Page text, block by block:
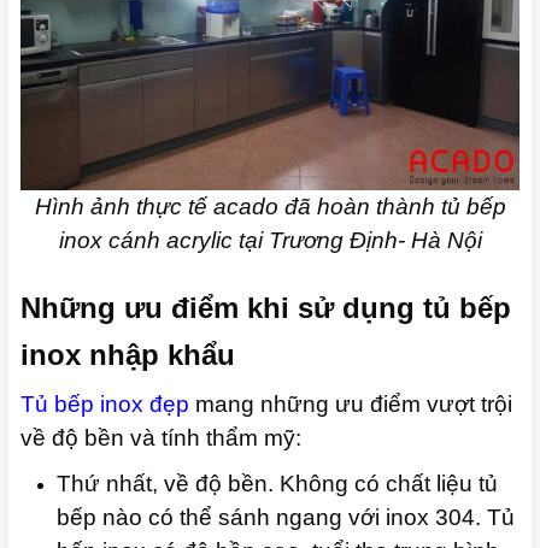
Hình ảnh thực tế acado đã hoàn thành tủ bếp
inox cánh acrylic tại Trương Định- Hà Nội
Những ưu điểm khi sử dụng tủ bếp
inox nhập khẩu
Tủ bếp inox đẹp mang những ưu điểm vượt trội
về độ bền và tính thẩm mỹ:
Thứ nhất, về độ bền. Không có chất liệu tủ
bếp nào có thể sánh ngang với inox 304. Tủ